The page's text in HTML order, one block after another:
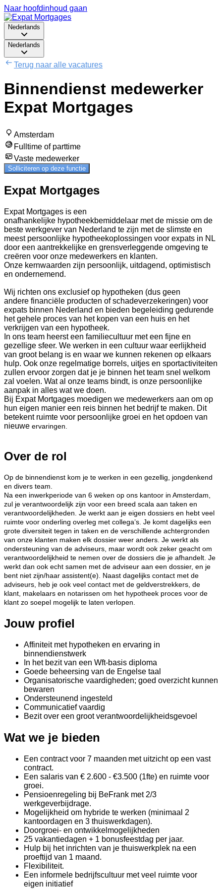
Naar hoofdinhoud gaan
Nederlands
Nederlands
Terug naar alle vacatures
Binnendienst medewerker
Expat Mortgages
Amsterdam
Fulltime of parttime
Vaste medewerker
Solliciteren op deze functie
Expat Mortgages
Expat Mortgages is een
onafhankelijke hypotheekbemiddelaar met de missie om de
beste werkgever van Nederland te zijn met de slimste en
meest persoonlijke hypotheekoplossingen voor expats in NL
door een aantrekkelijke en grensverleggende omgeving te
creëren voor onze medewerkers en klanten.
Onze kernwaarden zijn persoonlijk, uitdagend, optimistisch
en ondernemend.
Wij richten ons exclusief op hypotheken (dus geen
andere financiële producten of schadeverzekeringen) voor
expats binnen Nederland en bieden begeleiding gedurende
het gehele proces van het kopen van een huis en het
verkrijgen van een hypotheek.
In ons team heerst een familiecultuur met een fijne en
gezellige sfeer. We werken in een cultuur waar eerlijkheid
van groot belang is en waar we kunnen rekenen op elkaars
hulp. Ook onze regelmatige borrels, uitjes en sportactiviteiten
zullen ervoor zorgen dat je je binnen het team snel welkom
zal voelen. Wat al onze teams bindt, is onze persoonlijke
aanpak in alles wat we doen.
Bij Expat Mortgages moedigen we medewerkers aan om op
hun eigen manier een reis binnen het bedrijf te maken. Dit
betekent ruimte voor persoonlijke groei en het opdoen van
nieuwe ervaringen.
Over de rol
Op de binnendienst kom je te werken in een gezellig, jongdenkend
en divers team.
Na een inwerkperiode van 6 weken op ons kantoor in Amsterdam,
zul je verantwoordelijk zijn voor een breed scala aan taken en
verantwoordelijkheden. Je werkt aan je eigen dossiers en hebt veel
ruimte voor onderling overleg met collega’s. Je komt dagelijks een
grote diversiteit tegen in taken en de verschillende achtergronden
van onze klanten maken elk dossier weer anders. Je werkt als
ondersteuning van de adviseurs, maar wordt ook zeker geacht om
verantwoordelijkheid te nemen over de dossiers die je afhandelt. Je
werkt dan ook echt samen met de adviseur aan een dossier, en je
bent niet zijn/haar assistent(e). Naast dagelijks contact met de
adviseurs, heb je ook veel contact met de geldverstrekkers, de
klant, makelaars en notarissen om het hypotheek proces voor de
klant zo soepel mogelijk te laten verlopen.
Jouw profiel
Affiniteit met hypotheken en ervaring in
binnendienstwerk
In het bezit van een Wft-basis diploma
Goede beheersing van de Engelse taal
Organisatorische vaardigheden; goed overzicht kunnen
bewaren
Ondersteunend ingesteld
Communicatief vaardig
Bezit over een groot verantwoordelijkheidsgevoel
Wat we je bieden
Een contract voor 7 maanden met uitzicht op een vast
contract.
Een salaris van € 2.600 - €3.500 (1fte) en ruimte voor
groei.
Pensioenregeling bij BeFrank met 2/3
werkgeverbijdrage.
Mogelijkheid om hybride te werken (minimaal 2
kantoordagen en 3 thuiswerkdagen).
Doorgroei- en ontwikkelmogelijkheden
25 vakantiedagen + 1 bonusfeestdag per jaar.
Hulp bij het inrichten van je thuiswerkplek na een
proeftijd van 1 maand.
Flexibiliteit.
Een informele bedrijfscultuur met veel ruimte voor
eigen initiatief